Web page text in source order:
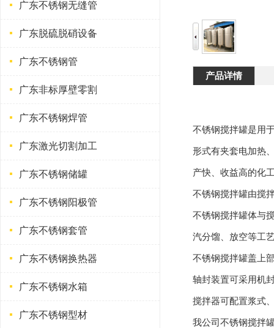
广东不锈钢无缝管
广东脱硫脱硝设备
广东不锈钢管
广东非标厚壁零割
广东不锈钢焊管
广东激光切割加工
广东不锈钢储罐
广东不锈钢阳极管
广东不锈钢套管
广东不锈钢换热器
广东不锈钢水箱
广东不锈钢型材
产品详情
不锈钢搅拌罐是用
形式有夹套电加热
产快、收益高的化
不锈钢搅拌罐由搅
不锈钢搅拌罐体与
汽分馏、放空等工
不锈钢搅拌罐盖上
轴封装置可采用机
搅拌器可配置浆式
我公司不锈钢搅拌